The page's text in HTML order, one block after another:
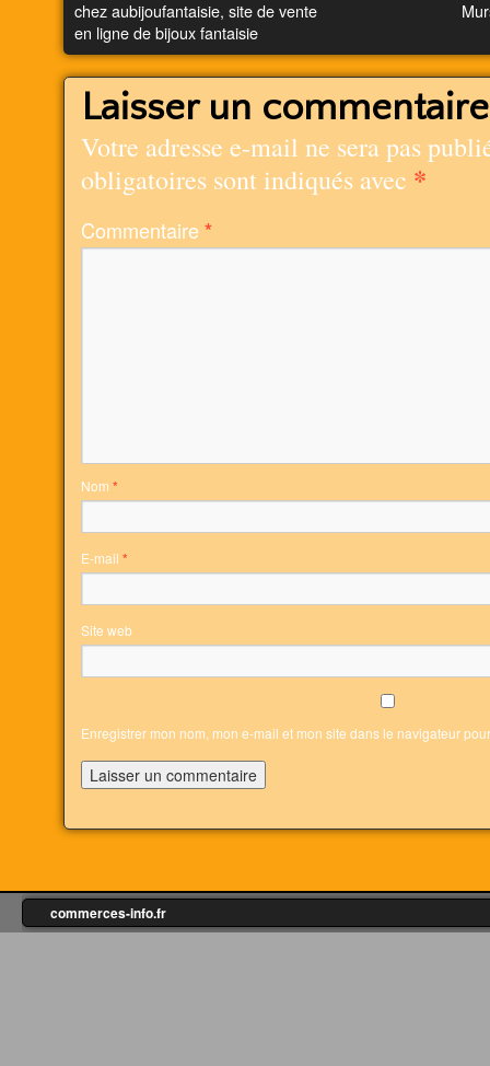
chez aubijoufantaisie, site de vente
en ligne de bijoux fantaisie
Laisser un commentaire
Votre adresse e-mail ne sera pas
obligatoires sont indiqués avec *
Commentaire*
Nom *
E-mail *
Site web
Enregistrer mon nom, mon e-mail et mon site dans le navigateur
commerces-info.fr